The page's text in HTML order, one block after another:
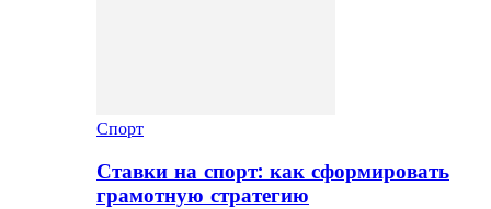
Спорт
Ставки на спорт: как сформировать
грамотную стратегию